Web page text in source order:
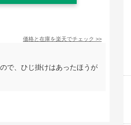
価格と在庫を楽天でチェック >>
で、ひじ掛けはあったほうが